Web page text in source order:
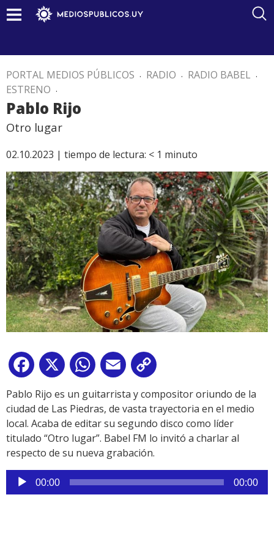
PORTAL MEDIOS PÚBLICOS . RADIO . RADIO BABEL .
ESTRENO .
Pablo Rijo
Otro lugar
02.10.2023 | tiempo de lectura: < 1 minuto
Facebook
X WhatsApp
Email
Link
Pablo Rijo es un guitarrista y compositor oriundo de la
ciudad de Las Piedras, de vasta trayectoria en el medio
local. Acaba de editar su segundo disco como líder
titulado “Otro lugar”. Babel FM lo invitó a charlar al
respecto de su nueva grabación.
Reproductor
de
00:00 00:00